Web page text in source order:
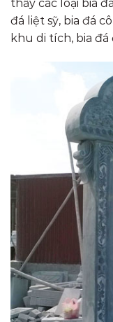
thấy các loại bia
đá liệt sỹ, bia đá
khu di tích, bia